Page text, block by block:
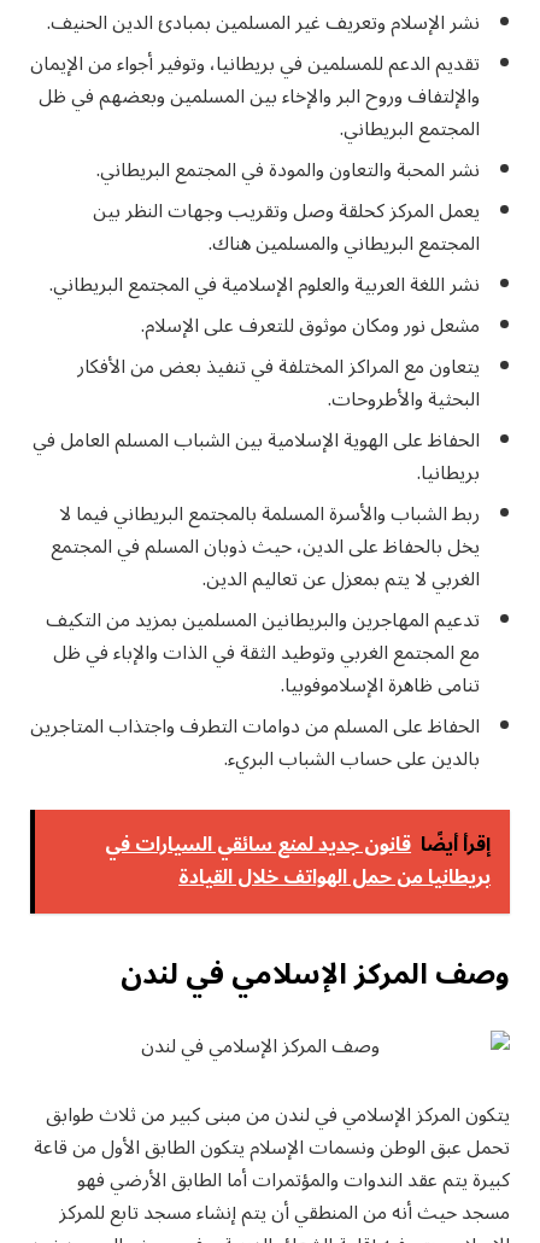
نشر الإسلام وتعريف غير المسلمين بمبادئ الدين الحنيف.
تقديم الدعم للمسلمين في بريطانيا، وتوفير أجواء من الإيمان
والإلتفاف وروح البر والإخاء بين المسلمين وبعضهم في ظل
المجتمع البريطاني.
نشر المحبة والتعاون والمودة في المجتمع البريطاني.
يعمل المركز كحلقة وصل وتقريب وجهات النظر بين
المجتمع البريطاني والمسلمين هناك.
نشر اللغة العربية والعلوم الإسلامية في المجتمع البريطاني.
مشعل نور ومكان موثوق للتعرف على الإسلام.
يتعاون مع المراكز المختلفة في تنفيذ بعض من الأفكار
البحثية والأطروحات.
الحفاظ على الهوية الإسلامية بين الشباب المسلم العامل في
بريطانيا.
ربط الشباب والأسرة المسلمة بالمجتمع البريطاني فيما لا
يخل بالحفاظ على الدين، حيث ذوبان المسلم في المجتمع
الغربي لا يتم بمعزل عن تعاليم الدين.
تدعيم المهاجرين والبريطانين المسلمين بمزيد من التكيف
مع المجتمع الغربي وتوطيد الثقة في الذات والإباء في ظل
تنامى ظاهرة الإسلاموفوبيا.
الحفاظ على المسلم من دوامات التطرف واجتذاب المتاجرين
بالدين على حساب الشباب البريء.
إقرأ أيضًا قانون جديد لمنع سائقي السيارات في
بريطانيا من حمل الهواتف خلال القيادة
وصف المركز الإسلامي في لندن
يتكون المركز الإسلامي في لندن من مبنى كبير من ثلاث طوابق
تحمل عبق الوطن ونسمات الإسلام يتكون الطابق الأول من قاعة
كبيرة يتم عقد الندوات والمؤتمرات أما الطابق الأرضي فهو
مسجد حيث أنه من المنطقي أن يتم إنشاء مسجد تابع للمركز